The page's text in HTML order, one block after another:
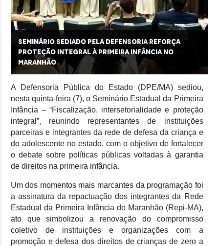
Seminário sediado pela Defensoria reforça
proteção integral à primeira infância no
Maranhão
A Defensoria Pública do Estado (DPE/MA) sediou,
nesta quinta-feira (7), o Seminário Estadual da Primeira
Infância – “Fiscalização, intersetorialidade e proteção
integral”, reunindo representantes de instituições
parceiras e integrantes da rede de defesa da criança e
do adolescente no estado, com o objetivo de fortalecer
o debate sobre políticas públicas voltadas à garantia
de direitos na primeira infância.
Um dos momentos mais marcantes da programação foi
a assinatura da repactuação dos integrantes da Rede
Estadual da Primeira Infância do Maranhão (Repi-MA),
ato que simbolizou a renovação do compromisso
coletivo de instituições e organizações com a
promoção e defesa dos direitos de crianças de zero a